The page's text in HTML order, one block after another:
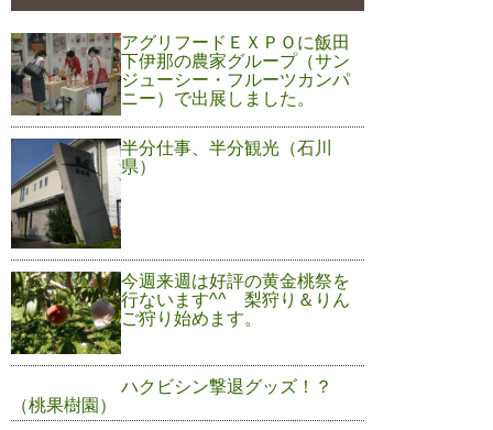
アグリフードＥＸＰＯに飯田
下伊那の農家グループ（サン
ジューシー・フルーツカンパ
ニー）で出展しました。
半分仕事、半分観光（石川
県）
今週来週は好評の黄金桃祭を
行ないます^^ 梨狩り＆りん
ご狩り始めます。
ハクビシン撃退グッズ！？
（桃果樹園）